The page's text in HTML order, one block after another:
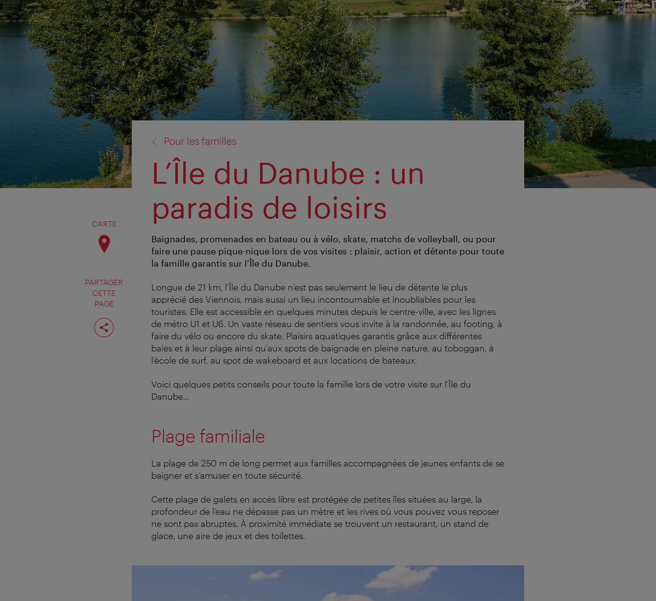
CARTE
PARTAGER
CETTE
PAGE
Partager
cette
page
Pour les familles
L’Île du Danube : un
paradis de loisirs
Baignades, promenades en bateau ou à vélo, skate, matchs de volleyball, ou pour
faire une pause pique-nique lors de vos visites : plaisir, action et détente pour toute
la famille garantis sur l’Île du Danube.
Longue de 21 km, l’Île du Danube n’est pas seulement le lieu de détente le plus
apprécié des Viennois, mais aussi un lieu incontournable et inoubliables pour les
touristes. Elle est accessible en quelques minutes depuis le centre-ville, avec les lignes
de métro U1 et U6. Un vaste réseau de sentiers vous invite à la randonnée, au footing, à
faire du vélo ou encore du skate. Plaisirs aquatiques garantis grâce aux différentes
baies et à leur plage ainsi qu’aux spots de baignade en pleine nature, au toboggan, à
l’école de surf, au spot de wakeboard et aux locations de bateaux.
Voici quelques petits conseils pour toute la famille lors de votre visite sur l’Île du
Danube...
Plage familiale
La plage de 250 m de long permet aux familles accompagnées de jeunes enfants de se
baigner et s’amuser en toute sécurité.
Cette plage de galets en accès libre est protégée de petites îles situées au large, la
profondeur de l’eau ne dépasse pas un mètre et les rives où vous pouvez vous reposer
ne sont pas abruptes. À proximité immédiate se trouvent un restaurant, un stand de
glace, une aire de jeux et des toilettes.